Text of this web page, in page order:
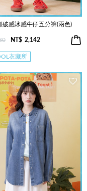
破感冰感牛仔五分褲(兩色)
NT$ 2,142
衣藏所